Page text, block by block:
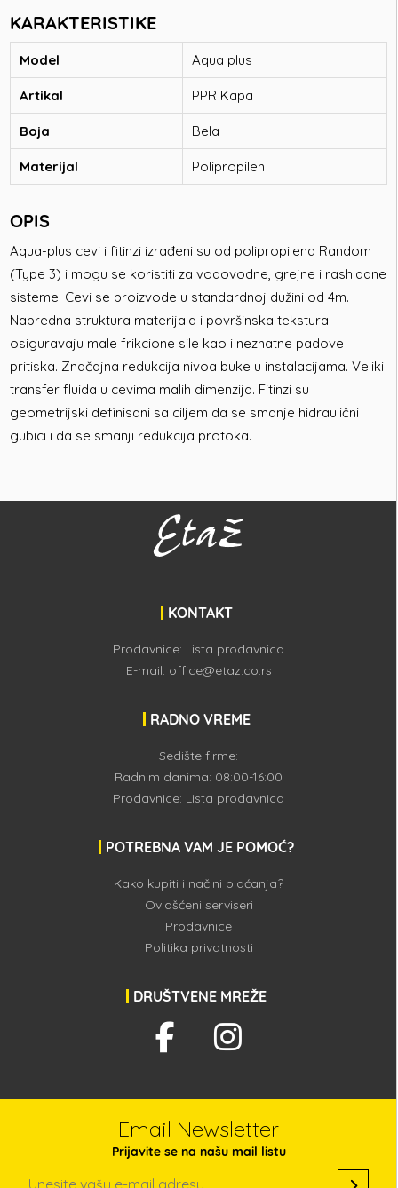
KARAKTERISTIKE
Model Aqua plus
Artikal PPR Kapa
Boja Bela
Materijal Polipropilen
OPIS
Aqua-plus cevi i fitinzi izrađeni su od polipropilena Random
(Type 3) i mogu se koristiti za vodovodne, grejne i rashladne
sisteme. Cevi se proizvode u standardnoj dužini od 4m.
Napredna struktura materijala i površinska tekstura
osiguravaju male frikcione sile kao i neznatne padove
pritiska. Značajna redukcija nivoa buke u instalacijama. Veliki
transfer fluida u cevima malih dimenzija. Fitinzi su
geometrijski definisani sa ciljem da se smanje hidraulični
gubici i da se smanji redukcija protoka.
KONTAKT
Prodavnice: Lista prodavnica
E-mail: office@etaz.co.rs
RADNO VREME
Sedište firme:
Radnim danima: 08:00-16:00
Prodavnice: Lista prodavnica
POTREBNA VAM JE POMOĆ?
Kako kupiti i načini plaćanja?
Ovlašćeni serviseri
Prodavnice
Politika privatnosti
DRUŠTVENE MREŽE
Email Newsletter
Prijavite se na našu mail listu